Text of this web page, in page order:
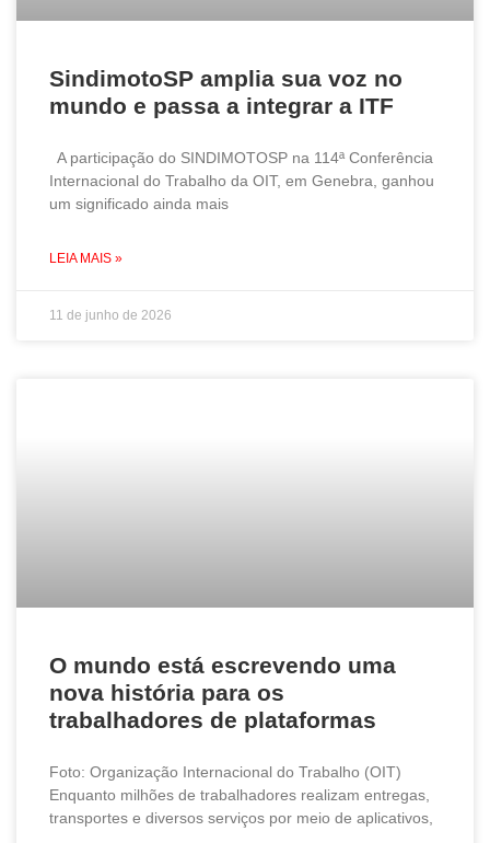
SindimotoSP amplia sua voz no
mundo e passa a integrar a ITF
A participação do SINDIMOTOSP na 114ª Conferência
Internacional do Trabalho da OIT, em Genebra, ganhou
um significado ainda mais
LEIA MAIS »
11 de junho de 2026
O mundo está escrevendo uma
nova história para os
trabalhadores de plataformas
Foto: Organização Internacional do Trabalho (OIT)
Enquanto milhões de trabalhadores realizam entregas,
transportes e diversos serviços por meio de aplicativos,